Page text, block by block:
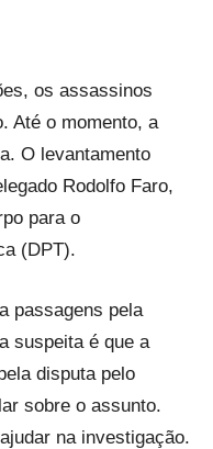
os assassinos
Até o momento, a
O levantamento
Rodolfo Faro,
para o
(DPT).
passagens pela
suspeita é que a
disputa pelo
sobre o assunto.
na investigação.